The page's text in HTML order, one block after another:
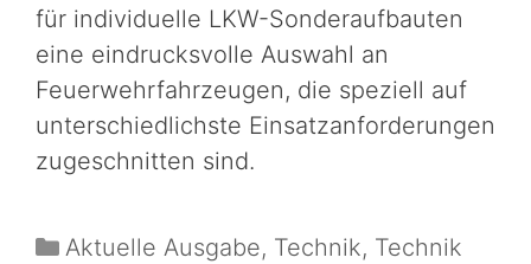
für individuelle LKW-Sonderaufbauten
eine eindrucksvolle Auswahl an
Feuerwehrfahrzeugen, die speziell auf
unterschiedlichste Einsatzanforderungen
zugeschnitten sind.
Aktuelle Ausgabe, Technik, Technik